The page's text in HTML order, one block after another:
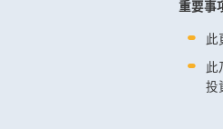
重要事
此
此
投